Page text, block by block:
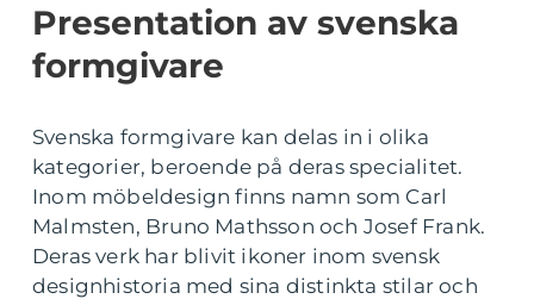
Presentation av svenska
formgivare
Svenska formgivare kan delas in i olika
kategorier, beroende på deras specialitet.
Inom möbeldesign finns namn som Carl
Malmsten, Bruno Mathsson och Josef Frank.
Deras verk har blivit ikoner inom svensk
designhistoria med sina distinkta stilar och